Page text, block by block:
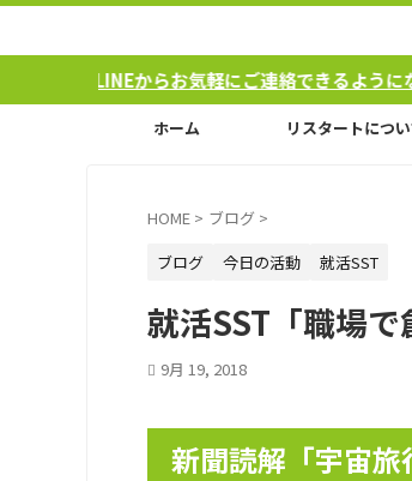
お気軽にご連絡できるようになりました！
ホーム リスタートにつ
HOME > ブログ >
ブログ
今日の活動 就活SST
就活SST「職場で
9月 19, 2018
新聞読解「宇宙旅